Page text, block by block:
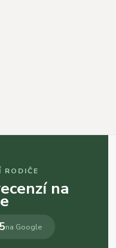
RODIČE
na
na Google